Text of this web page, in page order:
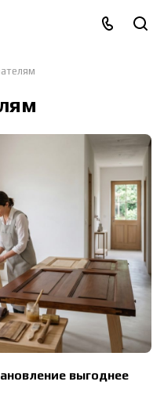
выгоднее